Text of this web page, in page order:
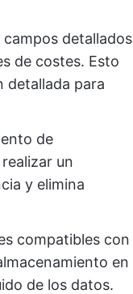
detallados
de costes. Esto
detallada para
de
un
y elimina
compatibles con
en
de los datos.